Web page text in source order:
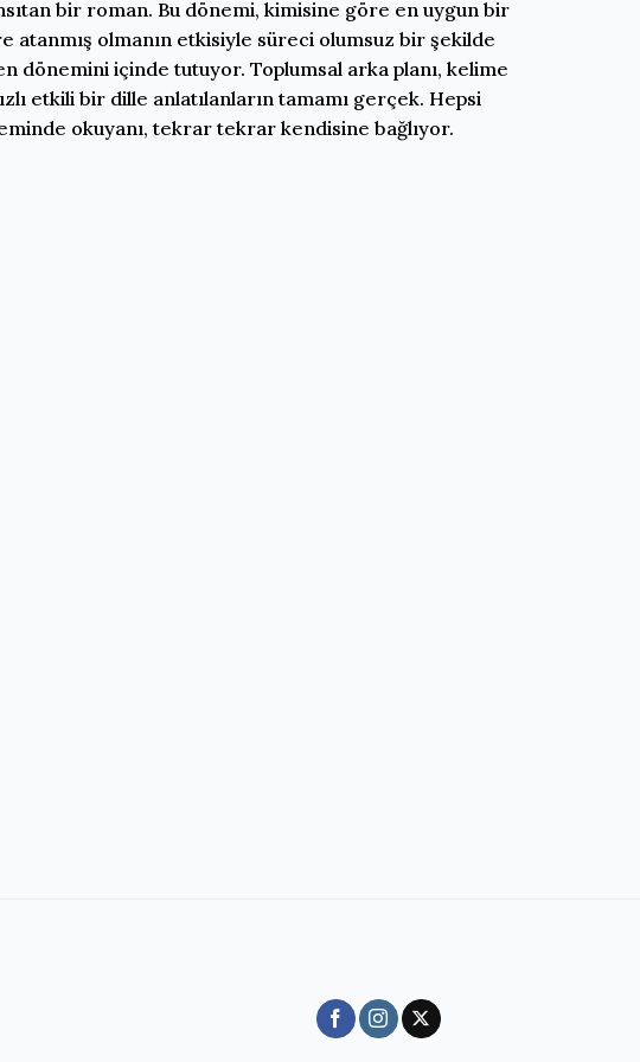
bir roman. Bu dönemi, kimisine göre en uygun bir
atanmış olmanın etkisiyle süreci olumsuz bir şekilde
dönemini içinde tutuyor. Toplumsal arka planı, kelime
etkili bir dille anlatılanların tamamı gerçek. Hepsi
okuyanı, tekrar tekrar kendisine bağlıyor.